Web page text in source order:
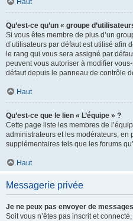
Haut
Qu’est-ce qu’un « groupe
Si vous êtes membre de plus d’un
d’utilisateurs par défaut est utilisé afin
le rang qui vous sera assigné par
peuvent vous autoriser à modifier
défaut depuis le panneau de contrôle
Haut
Qu’est-ce que le lien « L’équipe » ?
Cette page liste les membres de
administrateurs et les modérateurs, en
supplémentaires tels que les forums
Haut
Messagerie privée
Je ne peux pas envoyer de
Soit vous n’êtes pas inscrit et